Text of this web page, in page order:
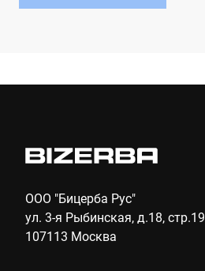
ООО "Бицерба Рус"
ул. 3-я Рыбинская, д.18, стр.19
107113 Москва